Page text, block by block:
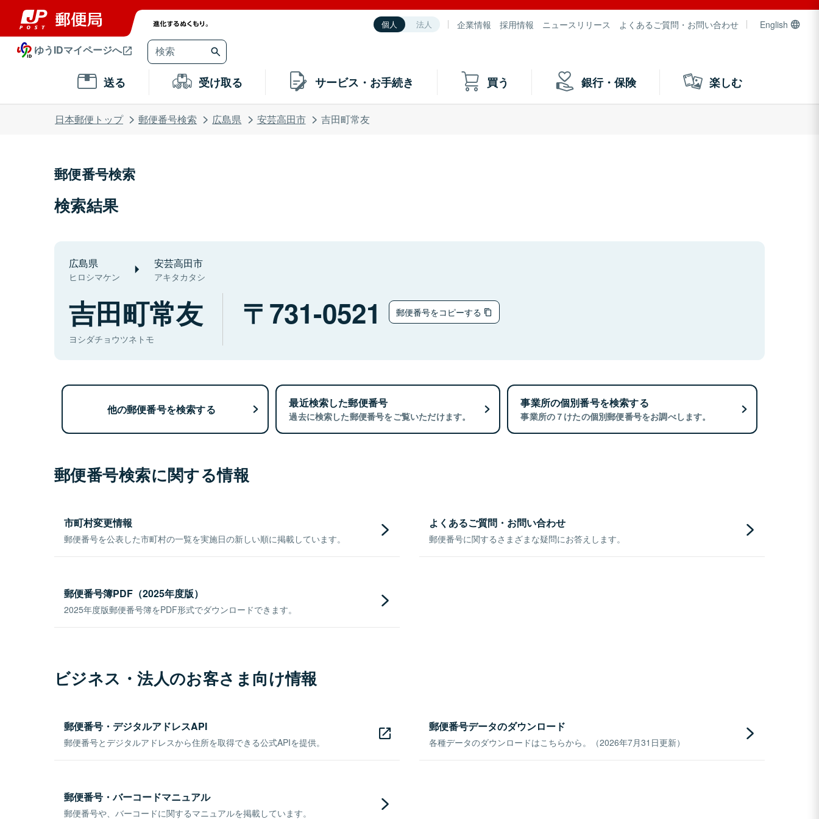
個人 法人 企業情報 採用情報 ニュースリリース よくあるご質問・お問い合わせ English
ゆうIDマイページへ
送る 受け取る サービス・お手続き 買う 銀行・保険 楽しむ
日本郵便トップ 郵便番号検索 広島県 安芸高田市 吉田町常友
郵便番号検索
検索結果
広島県
ヒロシマケン
安芸高田市
アキタカタシ
吉田町常友
ヨシダチョウツネトモ
731-0521 郵便番号をコピーする
他の郵便番号を検索する 最近検索した郵便番号
過去に検索した郵便番号をご覧いただけます。
事業所の個別番号を検索する
事業所の７けたの個別郵便番号をお調べします。
郵便番号検索に関する情報
市町村変更情報
郵便番号を公表した市町村の一覧を実施日の新しい順に掲載しています。
よくあるご質問・お問い合わせ
郵便番号に関するさまざまな疑問にお答えします。
郵便番号簿PDF（2025年度版）
2025年度版郵便番号簿をPDF形式でダウンロードできます。
ビジネス・法人のお客さま向け情報
郵便番号・デジタルアドレスAPI
郵便番号とデジタルアドレスから住所を取得できる公式APIを提供。
郵便番号データのダウンロード
各種データのダウンロードはこちらから。（2026年7月31日更新）
郵便番号・バーコードマニュアル
郵便番号や、バーコードに関するマニュアルを掲載しています。